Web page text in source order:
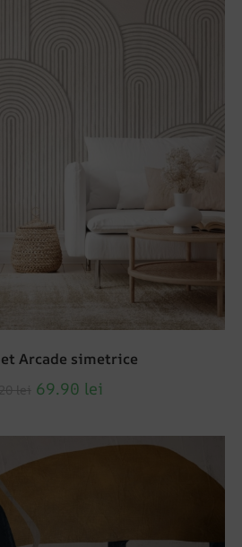
Arcade simetrice
69.90 lei